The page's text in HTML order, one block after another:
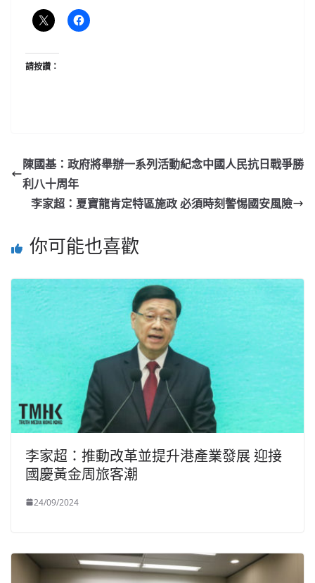
請按讚：
陳國基：政府將舉辦一系列活動紀念中國人民抗日戰爭勝
利八十周年
李家超：夏寶龍肯定特區施政 必須時刻警惕國安風險
你可能也喜歡
李家超：推動改革並提升港產業發展 迎接
國慶黃金周旅客潮
24/09/2024